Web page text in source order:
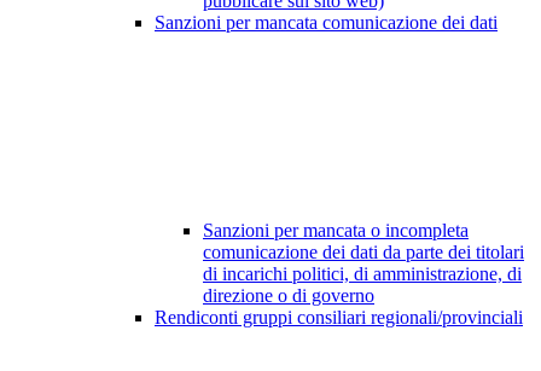
Sanzioni per mancata comunicazione dei dati
Sanzioni per mancata o incompleta
comunicazione dei dati da parte dei titolari
di incarichi politici, di amministrazione, di
direzione o di governo
Rendiconti gruppi consiliari regionali/provinciali